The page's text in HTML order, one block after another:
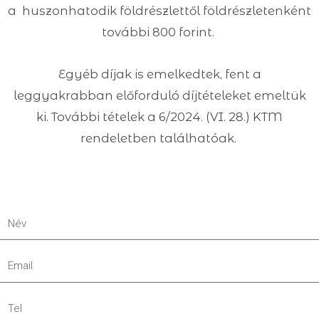
a huszonhatodik földrészlettől földrészletenként
további 800 forint.
Egyéb díjak is emelkedtek, fent a
leggyakrabban előforduló díjtételeket emeltük
ki. További tételek a 6/2024. (VI. 28.) KTM
rendeletben találhatóak.
Név
Email
Tel